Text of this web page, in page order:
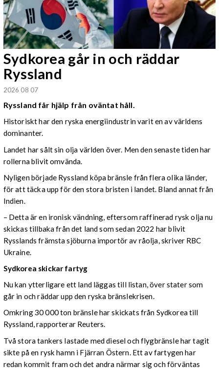
Sydkorea går in och räddar
Ryssland
2026 08 07
Ryssland får hjälp från oväntat håll.
Historiskt har den ryska energiindustrin varit en av världens
dominanter.
Landet har sålt sin olja världen över. Men den senaste tiden har
rollerna blivit omvända.
Nyligen började Ryssland köpa bränsle från flera olika länder,
för att täcka upp för den stora bristen i landet. Bland annat från
Indien.
– Detta är en ironisk vändning, eftersom raffinerad rysk olja nu
skickas tillbaka från det land som sedan 2022 har blivit
Rysslands främsta sjöburna importör av råolja, skriver RBC
Ukraine.
Sydkorea skickar fartyg
Nu kan ytterligare ett land läggas till listan, över stater som
går in och räddar upp den ryska bränslekrisen.
Omkring 30 000 ton bränsle har skickats från Sydkorea till
Ryssland, rapporterar Reuters.
Två stora tankers lastade med diesel och flygbränsle har tagit
sikte på en rysk hamn i Fjärran Östern. Ett av fartygen har
redan kommit fram och det andra närmar sig och förväntas